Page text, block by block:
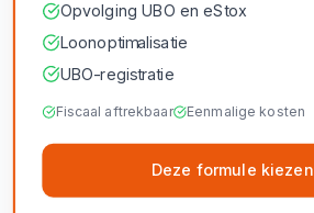
Opvolging UBO en eStox
Loonoptimalisatie
UBO-registratie
Fiscaal aftrekbaar Eenmalige kosten
Deze formule kiezen